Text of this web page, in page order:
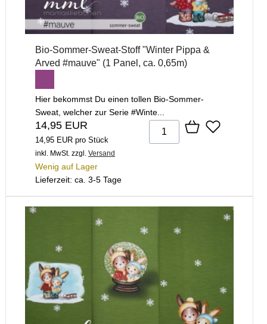
Bio-Sommer-Sweat-Stoff "Winter Pippa &
Arved #mauve" (1 Panel, ca. 0,65m)
Hier bekommst Du einen tollen Bio-Sommer-
Sweat, welcher zur Serie #Winte...
14,95 EUR
14,95 EUR pro Stück
inkl. MwSt. zzgl. Versand
Wenig auf Lager
Lieferzeit: ca. 3-5 Tage